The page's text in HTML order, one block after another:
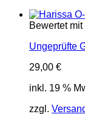
Bewertet mit
Ungeprüfte
29,00 €
inkl. 19 %
zzgl.